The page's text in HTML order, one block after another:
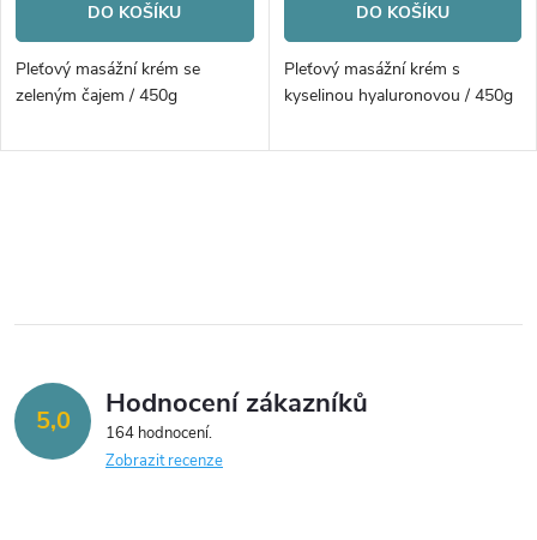
DO KOŠÍKU
Pleťový masážní krém se
zeleným čajem / 450g
DO KOŠÍKU
Pleťový masážní krém s
kyselinou hyaluronovou / 450g
l
d
a
5,0 Hodnocení zákazníků
164 hodnocení
Zobrazit recenze